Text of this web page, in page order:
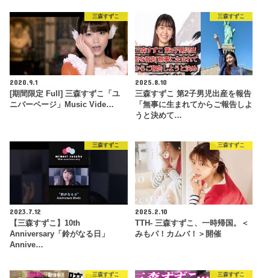
三森すずこ
2020.9.1
[期間限定 Full] 三森すずこ「ユ
ニバーページ」Music Vide…
三森すずこ
2025.8.10
三森すずこ 第2子男児出産を報告
「無事に生まれてからご報告しよ
うと決めて…
三森すずこ
2023.7.12
【三森すずこ】10th
Anniversary「鈴がなる日」
Annive…
三森すずこ
2025.2.10
TTH- 三森すずこ、一時帰国。＜
みもパ！カムバ！＞開催
三森すずこ 三森すずこ